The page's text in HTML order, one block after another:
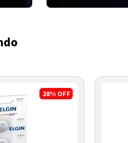
28% OFF